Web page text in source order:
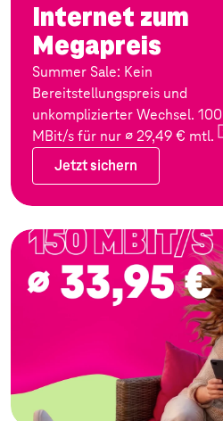
Internet zum
Megapreis
Summer Sale: Kein
Bereitstellungspreis und
unkomplizierter Wechsel. 100
MBit/s für nur ∅ 29,49 € mtl.
Jetzt sichern